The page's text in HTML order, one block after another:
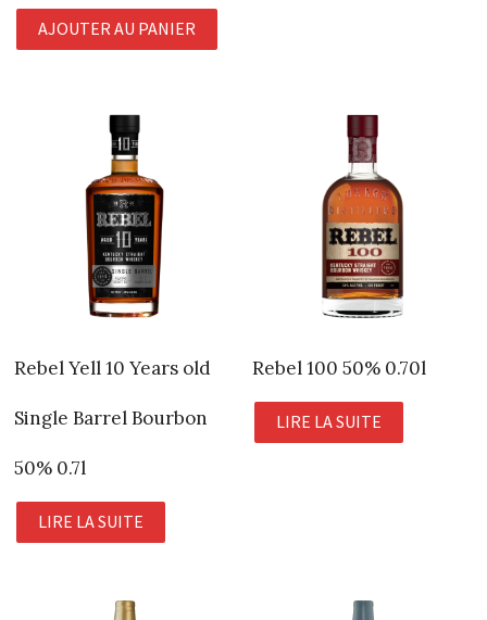
prix
initial
prix
actuel
AJOUTER AU PANIER
Rebel Yell 10 Years old
Single Barrel Bourbon
50% 0.7l
LIRE LA SUITE
Rebel 100 50% 0.70l
LIRE LA SUITE